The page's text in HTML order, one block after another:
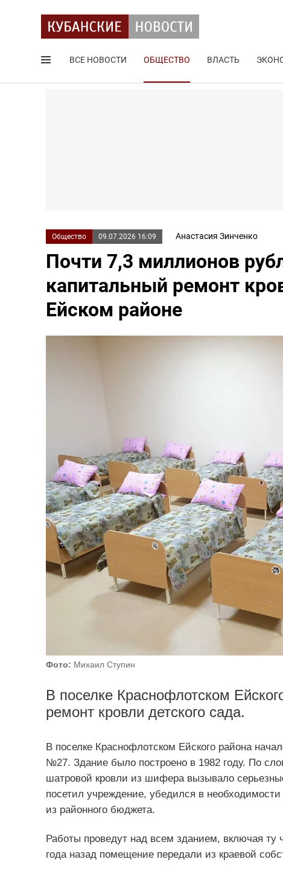
ВСЕ НОВОСТИ ОБЩЕСТВО ВЛАСТЬ
Общество 09.07.2026 16:09 Анастасия Зинченко
Почти 7,3 миллионов
капитальный ремонт
Ейском районе
Фото: Михаил Ступин
В поселке Краснофлотском
ремонт кровли детского сада.
В поселке Краснофлотском Ейского района
№27. Здание было построено в 1982 году. По
шатровой кровли из шифера вызывало
посетил учреждение, убедился в
из районного бюджета.
Работы проведут над всем зданием, включая
года назад помещение передали из краевой